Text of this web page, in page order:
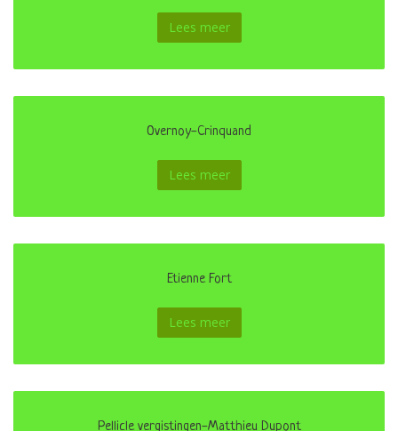
Lees meer
Overnoy-Crinquand
Lees meer
Etienne Fort
Lees meer
Pellicle vergistingen-Matthieu Dupont